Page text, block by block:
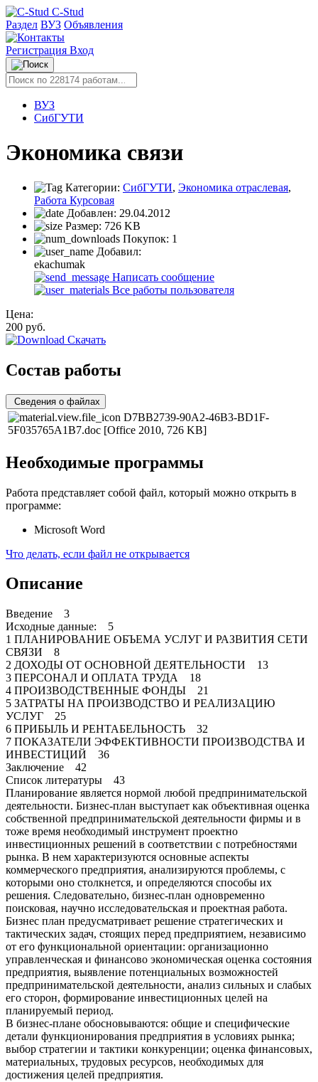
C-Stud
Раздел ВУЗ Объявления
Регистрация Вход
ВУЗ
СибГУТИ
Экономика связи
Категории: СибГУТИ, Экономика отраслевая,
Работа Курсовая
Добавлен: 29.04.2012
Размер: 726 KB
Покупок: 1
Добавил:
ekachumak
Написать сообщение
Все работы пользователя
Цена:
200 руб.
Скачать
Состав работы
Сведения о файлах
D7BB2739-90A2-46B3-BD1F-
5F035765A1B7.doc [Office 2010, 726 KB]
Необходимые программы
Работа представляет собой файл, который можно открыть в
программе:
Microsoft Word
Что делать, если файл не открывается
Описание
Введение 3
Исходные данные: 5
1 ПЛАНИРОВАНИЕ ОБЪЕМА УСЛУГ И РАЗВИТИЯ СЕТИ
СВЯЗИ 8
2 ДОХОДЫ ОТ ОСНОВНОЙ ДЕЯТЕЛЬНОСТИ 13
3 ПЕРСОНАЛ И ОПЛАТА ТРУДА 18
4 ПРОИЗВОДСТВЕННЫЕ ФОНДЫ 21
5 ЗАТРАТЫ НА ПРОИЗВОДСТВО И РЕАЛИЗАЦИЮ
УСЛУГ 25
6 ПРИБЫЛЬ И РЕНТАБЕЛЬНОСТЬ 32
7 ПОКАЗАТЕЛИ ЭФФЕКТИВНОСТИ ПРОИЗВОДСТВА И
ИНВЕСТИЦИЙ 36
Заключение 42
Список литературы 43
Планирование является нормой любой предпринимательской
деятельности. Бизнес-план выступает как объективная оценка
собственной предпринимательской деятельности фирмы и в
тоже время необходимый инструмент проектно
инвестиционных решений в соответствии с потребностями
рынка. В нем характеризуются основные аспекты
коммерческого предприятия, анализируются проблемы, с
которыми оно столкнется, и определяются способы их
решения. Следовательно, бизнес-план одновременно
поисковая, научно исследовательская и проектная работа.
Бизнес план предусматривает решение стратегических и
тактических задач, стоящих перед предприятием, независимо
от его функциональной ориентации: организационно
управленческая и финансово экономическая оценка состояния
предприятия, выявление потенциальных возможностей
предпринимательской деятельности, анализ сильных и слабых
его сторон, формирование инвестиционных целей на
планируемый период.
В бизнес-плане обосновываются: общие и специфические
детали функционирования предприятия в условиях рынка;
выбор стратегии и тактики конкуренции; оценка финансовых,
материальных, трудовых ресурсов, необходимых для
достижения целей предприятия.